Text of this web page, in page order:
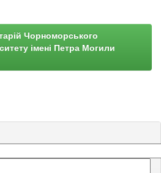
Чорноморського
імені Петра Могили